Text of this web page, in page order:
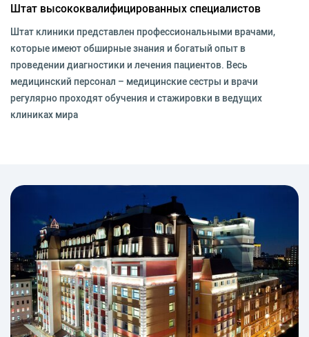
Штат высококвалифицированных специалистов
Штат клиники представлен профессиональными врачами,
которые имеют обширные знания и богатый опыт в
проведении диагностики и лечения пациентов. Весь
медицинский персонал – медицинские сестры и врачи
регулярно проходят обучения и стажировки в ведущих
клиниках мира